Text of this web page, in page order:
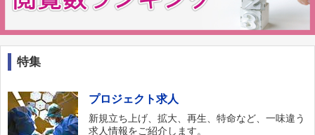
特集
プロジェクト求人
新規立ち上げ、拡大、再生、特命など、一味違う
求人情報をご紹介します。